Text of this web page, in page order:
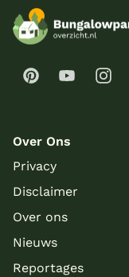
Over Ons
Privacy
Disclaimer
Over ons
Nieuws
Reportages